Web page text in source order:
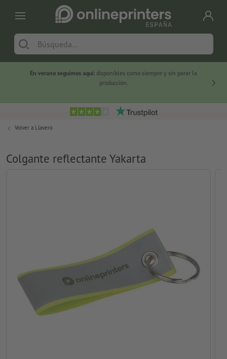
En verano seguimos aquí: disponibles como siempre y sin parar la
producción.
Volver a Llavero
Colgante reflectante Yakarta